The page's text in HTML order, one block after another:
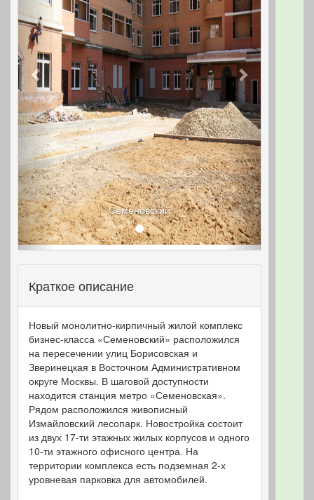
Семеновский
Краткое описание
Новый монолитно-кирпичный жилой комплекс
бизнес-класса «Семеновский» расположился
на пересечении улиц Борисовская и
Зверинецкая в Восточном Административном
округе Москвы. В шаговой доступности
находится станция метро «Семеновская».
Рядом расположился живописный
Измайловский лесопарк. Новостройка состоит
из двух 17-ти этажных жилых корпусов и одного
10-ти этажного офисного центра. На
территории комплекса есть подземная 2-х
уровневая парковка для автомобилей.